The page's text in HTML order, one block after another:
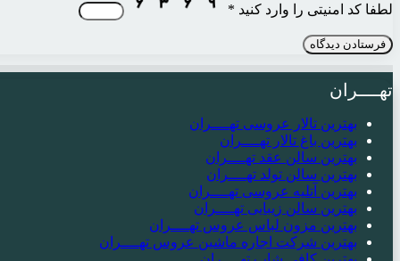
لطفا کد امنیتی را وارد کنید *
تهــــران
بهترین تالار عروسی تهــــران
بهترین باغ تالار تهــــران
بهترین سالن عقد تهــــران
بهترین سالن تولد تهــــران
بهترین آتلیه عروسی تهــــران
بهترین سالن زیبایی تهــــران
بهترین مزون لباس عروس تهــــران
بهترین شرکت اجاره ماشین عروس تهــــران